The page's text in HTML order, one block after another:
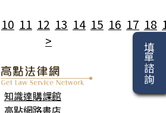
10 11 12 13 14 15 16 17 18
>
填單諮詢
知識達購課館
高點網路書店